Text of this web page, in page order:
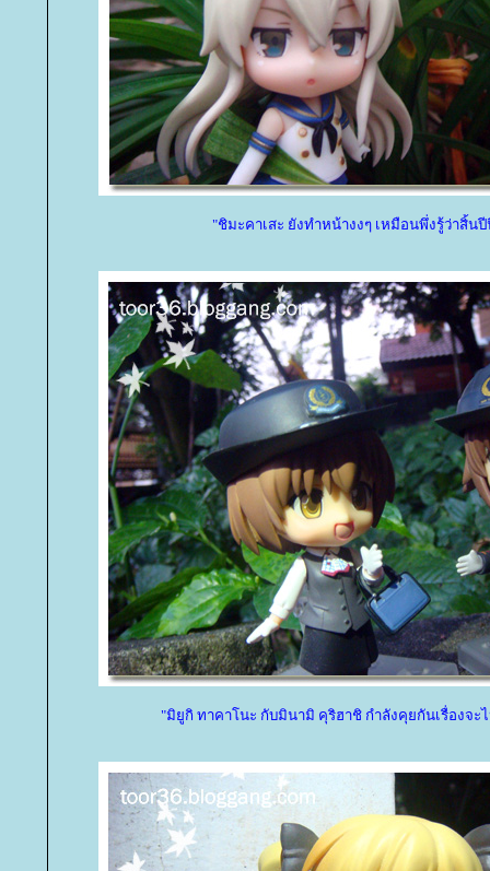
"ชิมะคาเสะ ยังทำหน้างงๆ เหมือนพึ่งรู้ว่าสิ้น
"มิยูกิ ทาคาโนะ กับมินามิ คุริฮาชิ กำลังคุยกันเรื่องจะ